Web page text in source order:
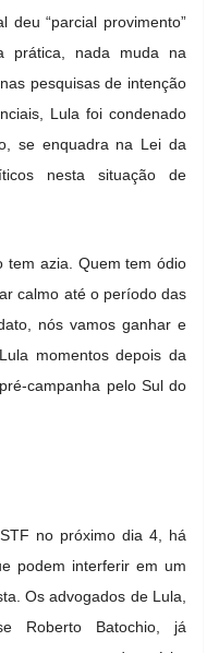
deu “parcial provimento”
prática, nada muda na
pesquisas de intenção
Lula foi condenado
se enquadra na Lei da
nesta situação de
tem azia. Quem tem ódio
calmo até o período das
nós vamos ganhar e
momentos depois da
campanha pelo Sul do
no próximo dia 4, há
podem interferir em um
Os advogados de Lula,
Roberto Batochio, já